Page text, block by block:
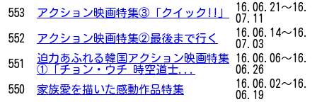
553 アクション映画特集③「クイック!!」
16.06.21～16.
07.11
552
アクション映画特集②最後まで行く
16.06.14～16.
07.03
551
迫力あふれる韓国アクション映画特集
①「チョン・ウチ 時空道士...
16.06.06～16.
06.26
550
家族愛を描いた感動作品特集
16.06.02～16.
06.19